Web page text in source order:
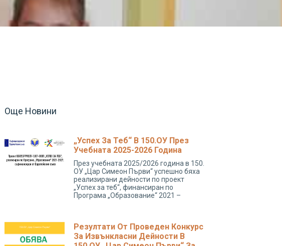
Още Новини
„Успех За Теб“ В 150.ОУ През
Учебната 2025-2026 Година
През учебната 2025/2026 година в 150.
ОУ „Цар Симеон Първи“ успешно бяха
реализирани дейности по проект
„Успех за теб“, финансиран по
Програма „Образование“ 2021 –
Резултати От Проведен Конкурс
За Извънкласни Дейности В